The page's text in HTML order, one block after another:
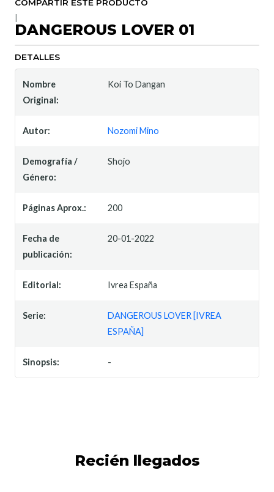
COMPARTIR ESTE PRODUCTO
DANGEROUS LOVER 01
DETALLES
Nombre
Original:
Koi To Dangan
Autor: Nozomi Mino
Demografía /
Género:
Shojo
Páginas Aprox.: 200
Fecha de
publicación:
20-01-2022
Editorial: Ivrea España
Serie:
DANGEROUS LOVER [IVREA
ESPAÑA]
Sinopsis: -
Recién llegados